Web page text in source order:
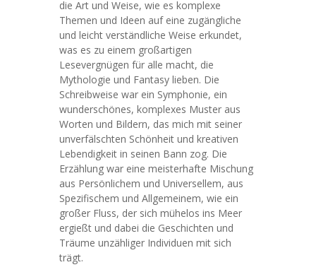
die Art und Weise, wie es komplexe
Themen und Ideen auf eine zugängliche
und leicht verständliche Weise erkundet,
was es zu einem großartigen
Lesevergnügen für alle macht, die
Mythologie und Fantasy lieben. Die
Schreibweise war ein Symphonie, ein
wunderschönes, komplexes Muster aus
Worten und Bildern, das mich mit seiner
unverfälschten Schönheit und kreativen
Lebendigkeit in seinen Bann zog. Die
Erzählung war eine meisterhafte Mischung
aus Persönlichem und Universellem, aus
Spezifischem und Allgemeinem, wie ein
großer Fluss, der sich mühelos ins Meer
ergießt und dabei die Geschichten und
Träume unzähliger Individuen mit sich
trägt.